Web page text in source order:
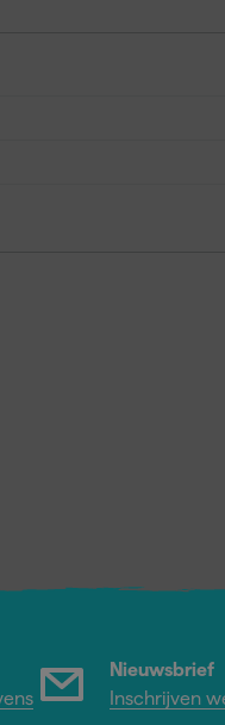
Nieuwsbrief
Inschrijven